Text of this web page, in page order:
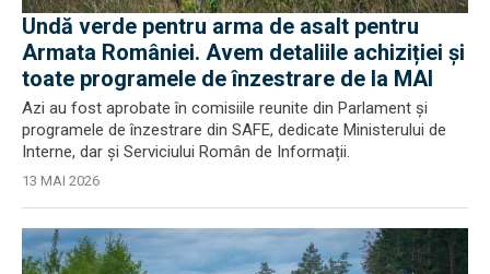
Undă verde pentru arma de asalt pentru
Armata României. Avem detaliile achiziției și
toate programele de înzestrare de la MAI
Azi au fost aprobate în comisiile reunite din Parlament și
programele de înzestrare din SAFE, dedicate Ministerului de
Interne, dar și Serviciului Român de Informații.
13 MAI 2026